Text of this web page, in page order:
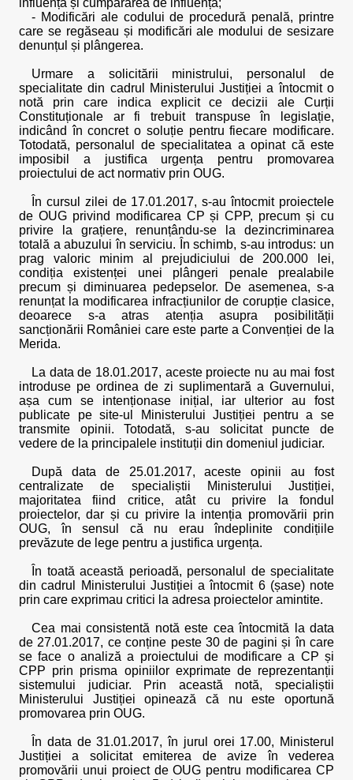
influență și cumpărarea de influență;
- Modificări ale codului de procedură penală, printre
care se regăseau și modificări ale modului de sesizare
denunțul și plângerea.
Urmare a solicitării ministrului, personalul de
specialitate din cadrul Ministerului Justiției a întocmit o
notă prin care indica explicit ce decizii ale Curții
Constituționale ar fi trebuit transpuse în legislație,
indicând în concret o soluție pentru fiecare modificare.
Totodată, personalul de specialitatea a opinat că este
imposibil a justifica urgența pentru promovarea
proiectului de act normativ prin OUG.
În cursul zilei de 17.01.2017, s-au întocmit proiectele
de OUG privind modificarea CP și CPP, precum și cu
privire la grațiere, renunțându-se la dezincriminarea
totală a abuzului în serviciu. În schimb, s-au introdus: un
prag valoric minim al prejudiciului de 200.000 lei,
condiția existenței unei plângeri penale prealabile
precum și diminuarea pedepselor. De asemenea, s-a
renunțat la modificarea infracțiunilor de corupție clasice,
deoarece s-a atras atenția asupra posibilității
sancționării României care este parte a Convenției de la
Merida.
La data de 18.01.2017, aceste proiecte nu au mai fost
introduse pe ordinea de zi suplimentară a Guvernului,
așa cum se intenționase inițial, iar ulterior au fost
publicate pe site-ul Ministerului Justiției pentru a se
transmite opinii. Totodată, s-au solicitat puncte de
vedere de la principalele instituții din domeniul judiciar.
După data de 25.01.2017, aceste opinii au fost
centralizate de specialiștii Ministerului Justiției,
majoritatea fiind critice, atât cu privire la fondul
proiectelor, dar și cu privire la intenția promovării prin
OUG, în sensul că nu erau îndeplinite condițiile
prevăzute de lege pentru a justifica urgența.
În toată această perioadă, personalul de specialitate
din cadrul Ministerului Justiției a întocmit 6 (șase) note
prin care exprimau critici la adresa proiectelor amintite.
Cea mai consistentă notă este cea întocmită la data
de 27.01.2017, ce conține peste 30 de pagini și în care
se face o analiză a proiectului de modificare a CP și
CPP prin prisma opiniilor exprimate de reprezentanții
sistemului judiciar. Prin această notă, specialiștii
Ministerului Justiției opinează că nu este oportună
promovarea prin OUG.
În data de 31.01.2017, în jurul orei 17.00, Ministerul
Justiției a solicitat emiterea de avize în vederea
promovării unui proiect de OUG pentru modificarea CP